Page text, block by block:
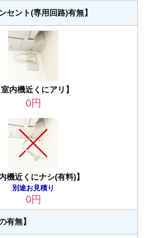
セント(専用回路)有無】
室内機近くにアリ】
0円
機近くにナシ(有料)】
別途お見積り
0円
有無】